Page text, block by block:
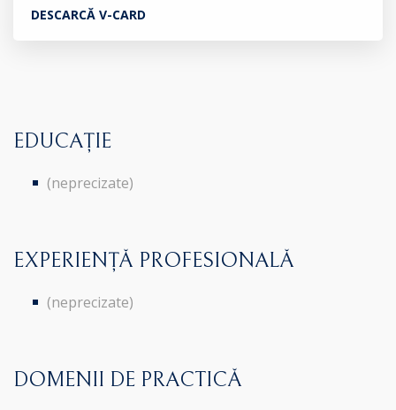
DESCARCĂ V-CARD
EDUCAȚIE
(neprecizate)
EXPERIENȚĂ PROFESIONALĂ
(neprecizate)
DOMENII DE PRACTICĂ